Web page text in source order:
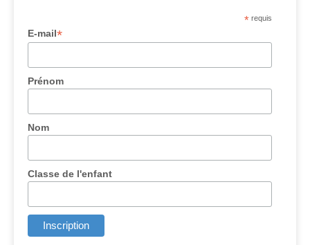
* requis
E-mail*
Prénom
Nom
Classe de l'enfant